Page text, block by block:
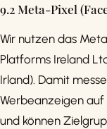
9.2 Meta-Pixel
Wir nutzen das
Platforms Ireland
Irland). Damit
Werbeanzeigen auf
und können